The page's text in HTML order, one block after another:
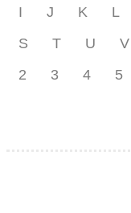
I
J K L
S
T U V
2
3 4 5